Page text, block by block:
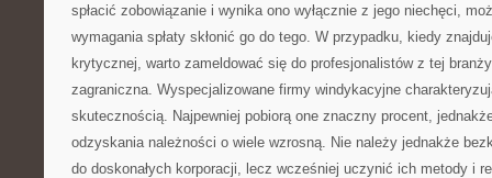
spłacić zobowiązanie i wynika ono wyłącznie z jego niechęci,
wymagania spłaty skłonić go do tego. W przypadku, kiedy
krytycznej, warto zameldować się do profesjonalistów z tej
zagraniczna. Wyspecjalizowane firmy windykacyjne
skutecznością. Najpewniej pobiorą one znaczny procent,
odzyskania należności o wiele wzrosną. Nie należy jednakże
do doskonałych korporacji, lecz wcześniej uczynić ich metody i